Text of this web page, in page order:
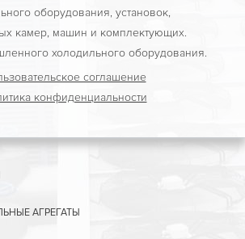
оборудования, установок,
камер, машин и комплектующих.
холодильного оборудования.
соглашение
конфиденциальности
АГРЕГАТЫ